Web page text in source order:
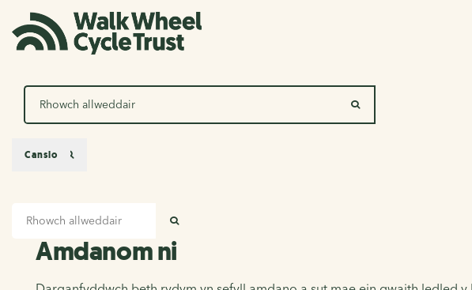
SEARCH
Chwilio
Amdanom ni
Amdanom ni
Canslo